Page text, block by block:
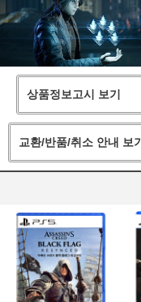
상품정보고시 보기
교환/반품/취소 안내 보기